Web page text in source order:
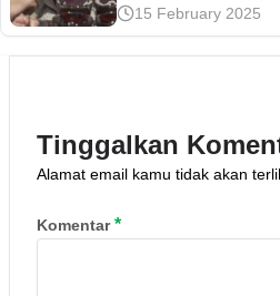
merupakan salah
menu khas di
selengkapnya di
ini!
15 February 2025
Tinggalkan
Alamat email kamu tidak akan
Komentar*